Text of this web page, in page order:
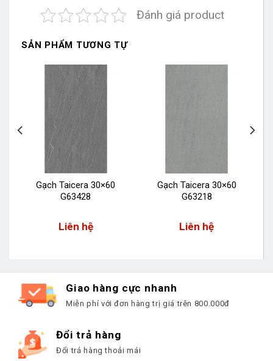
Đánh giá product
SẢN PHẨM TƯƠNG TỰ
Gạch Taicera 30×60
G63428
Liên hệ
Gạch Taicera 30×60
G63218
Liên hệ
Giao hàng cực nhanh
Miễn phí với đơn hàng trị giá trên 800.000đ
Đổi trả hàng
Đổi trả hàng thoải mái